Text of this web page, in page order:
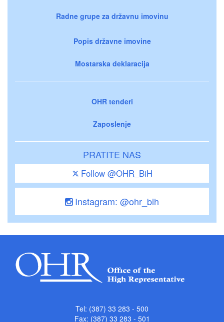
Radne grupe za državnu imovinu
Popis državne imovine
Mostarska deklaracija
OHR tenderi
Zaposlenje
PRATITE NAS
Follow @OHR_BiH
Instagram: @ohr_bih
Tel: (387) 33 283 - 500
Fax: (387) 33 283 - 501